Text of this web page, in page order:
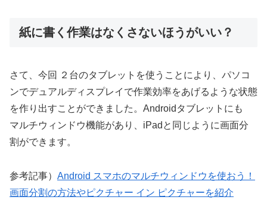
紙に書く作業はなくさないほうがいい？
さて、今回 ２台のタブレットを使うことにより、パソコ
ンでデュアルディスプレイで作業効率をあげるような状態
を作り出すことができました。Androidタブレットにも
マルチウィンドウ機能があり、iPadと同じように画面分
割ができます。
参考記事） Android スマホのマルチウィンドウを使おう！
画面分割の方法やピクチャー イン ピクチャーを紹介